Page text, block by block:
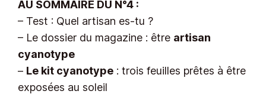
AU SOMMAIRE DU N°4 :
– Test : Quel artisan es-tu ?
– Le dossier du magazine : être artisan
cyanotype
– Le kit cyanotype : trois feuilles prêtes à être
exposées au soleil